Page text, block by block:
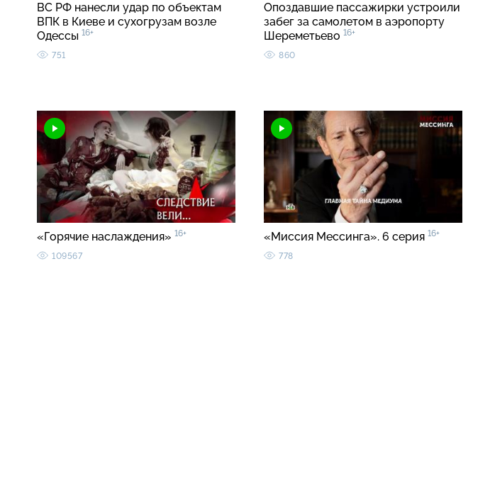
ВС РФ нанесли удар по объектам
ВПК в Киеве и сухогрузам возле
Одессы 16+
751
Опоздавшие пассажирки устроили
забег за самолетом в аэропорту
Шереметьево 16+
860
«Горячие наслаждения» 16+
109567
«Миссия Мессинга». 6 серия 16+
778